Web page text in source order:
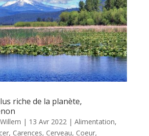
riche de la planète,
| 13 Avr 2022| Alimentation,
, Carences, Cerveau, Coeur,